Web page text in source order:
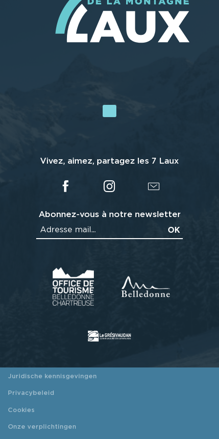
Vivez, aimez, partagez les 7 Laux
Abonnez-vous à notre newsletter
Juridische kennisgevingen
Privacybeleid
Cookies
Onze verplichtingen